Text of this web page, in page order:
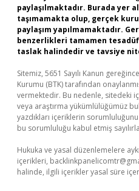
paylaşılmaktadır. Burada yer
taşımamakta olup, gerçek
paylaşım yapılmamaktadır.
benzerlikleri tamamen
taslak halindedir ve tavsiye
Sitemiz, 5651 Sayılı Kanun
Kurumu (BTK) tarafından
vermektedir. Bu nedenle, sitedeki
veya araştırma yükümlülüğümüz
yazdıkları içeriklerin
bu sorumluluğu kabul etmiş
Hukuka ve yasal düzenlemelere
içerikleri,
halinde, ilgili içerikler yasal süre